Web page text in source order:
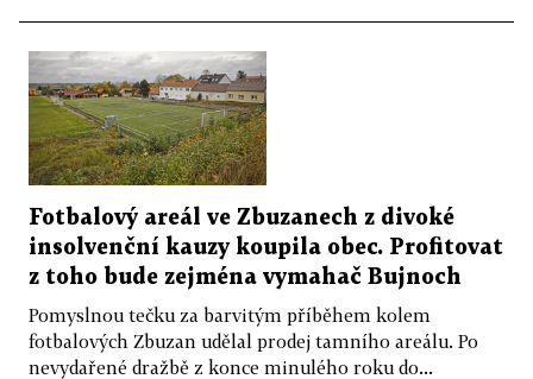
Fotbalový areál ve Zbuzanech z divoké
insolvenční kauzy koupila obec. Profitovat
z toho bude zejména vymahač Bujnoch
Pomyslnou tečku za barvitým příběhem kolem
fotbalových Zbuzan udělal prodej tamního areálu. Po
nevydařené dražbě z konce minulého roku do...